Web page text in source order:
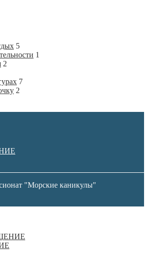
5
1
2
7
2
"Морские каникулы"